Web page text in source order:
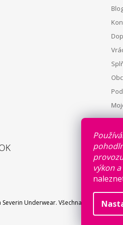
výkon
Underwear. Všechna práva